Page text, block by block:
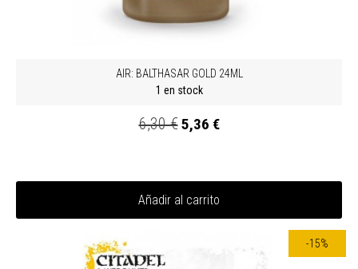
AIR: BALTHASAR GOLD 24ML
1 en stock
6,30 €5,36 €
Añadir al carrito
-15%